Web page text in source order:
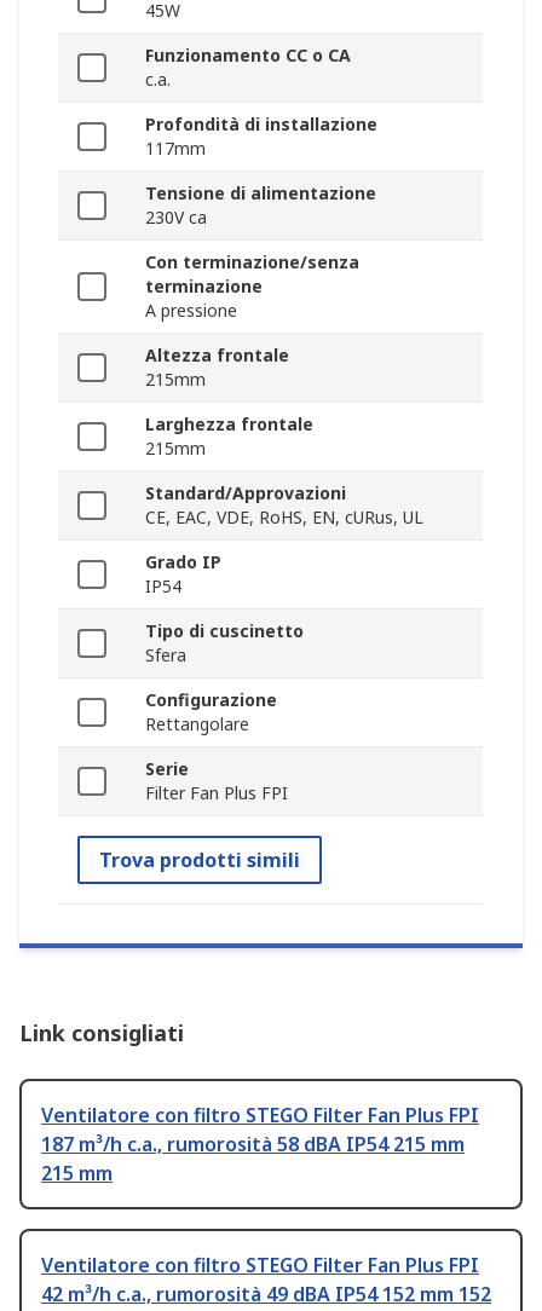
45W
Funzionamento CC o CA
c.a.
Profondità di installazione
117mm
Tensione di alimentazione
230V ca
Con terminazione/senza
terminazione
A pressione
Altezza frontale
215mm
Larghezza frontale
215mm
Standard/Approvazioni
CE, EAC, VDE, RoHS, EN, cURus, UL
Grado IP
IP54
Tipo di cuscinetto
Sfera
Configurazione
Rettangolare
Serie
Filter Fan Plus FPI
Trova prodotti simili
Link consigliati
Ventilatore con filtro STEGO Filter Fan Plus FPI
187 m³/h c.a., rumorosità 58 dBA IP54 215 mm
215 mm
Ventilatore con filtro STEGO Filter Fan Plus FPI
42 m³/h c.a., rumorosità 49 dBA IP54 152 mm 152